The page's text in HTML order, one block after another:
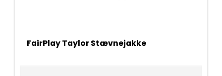
FairPlay Taylor Stævnejakke